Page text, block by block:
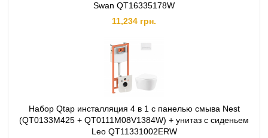
Swan QT16335178W
11,234 грн.
Набор Qtap инсталляция 4 в 1 с панелью смыва Nest
(QT0133M425 + QT0111M08V1384W) + унитаз с сиденьем
Leo QT11331002ERW